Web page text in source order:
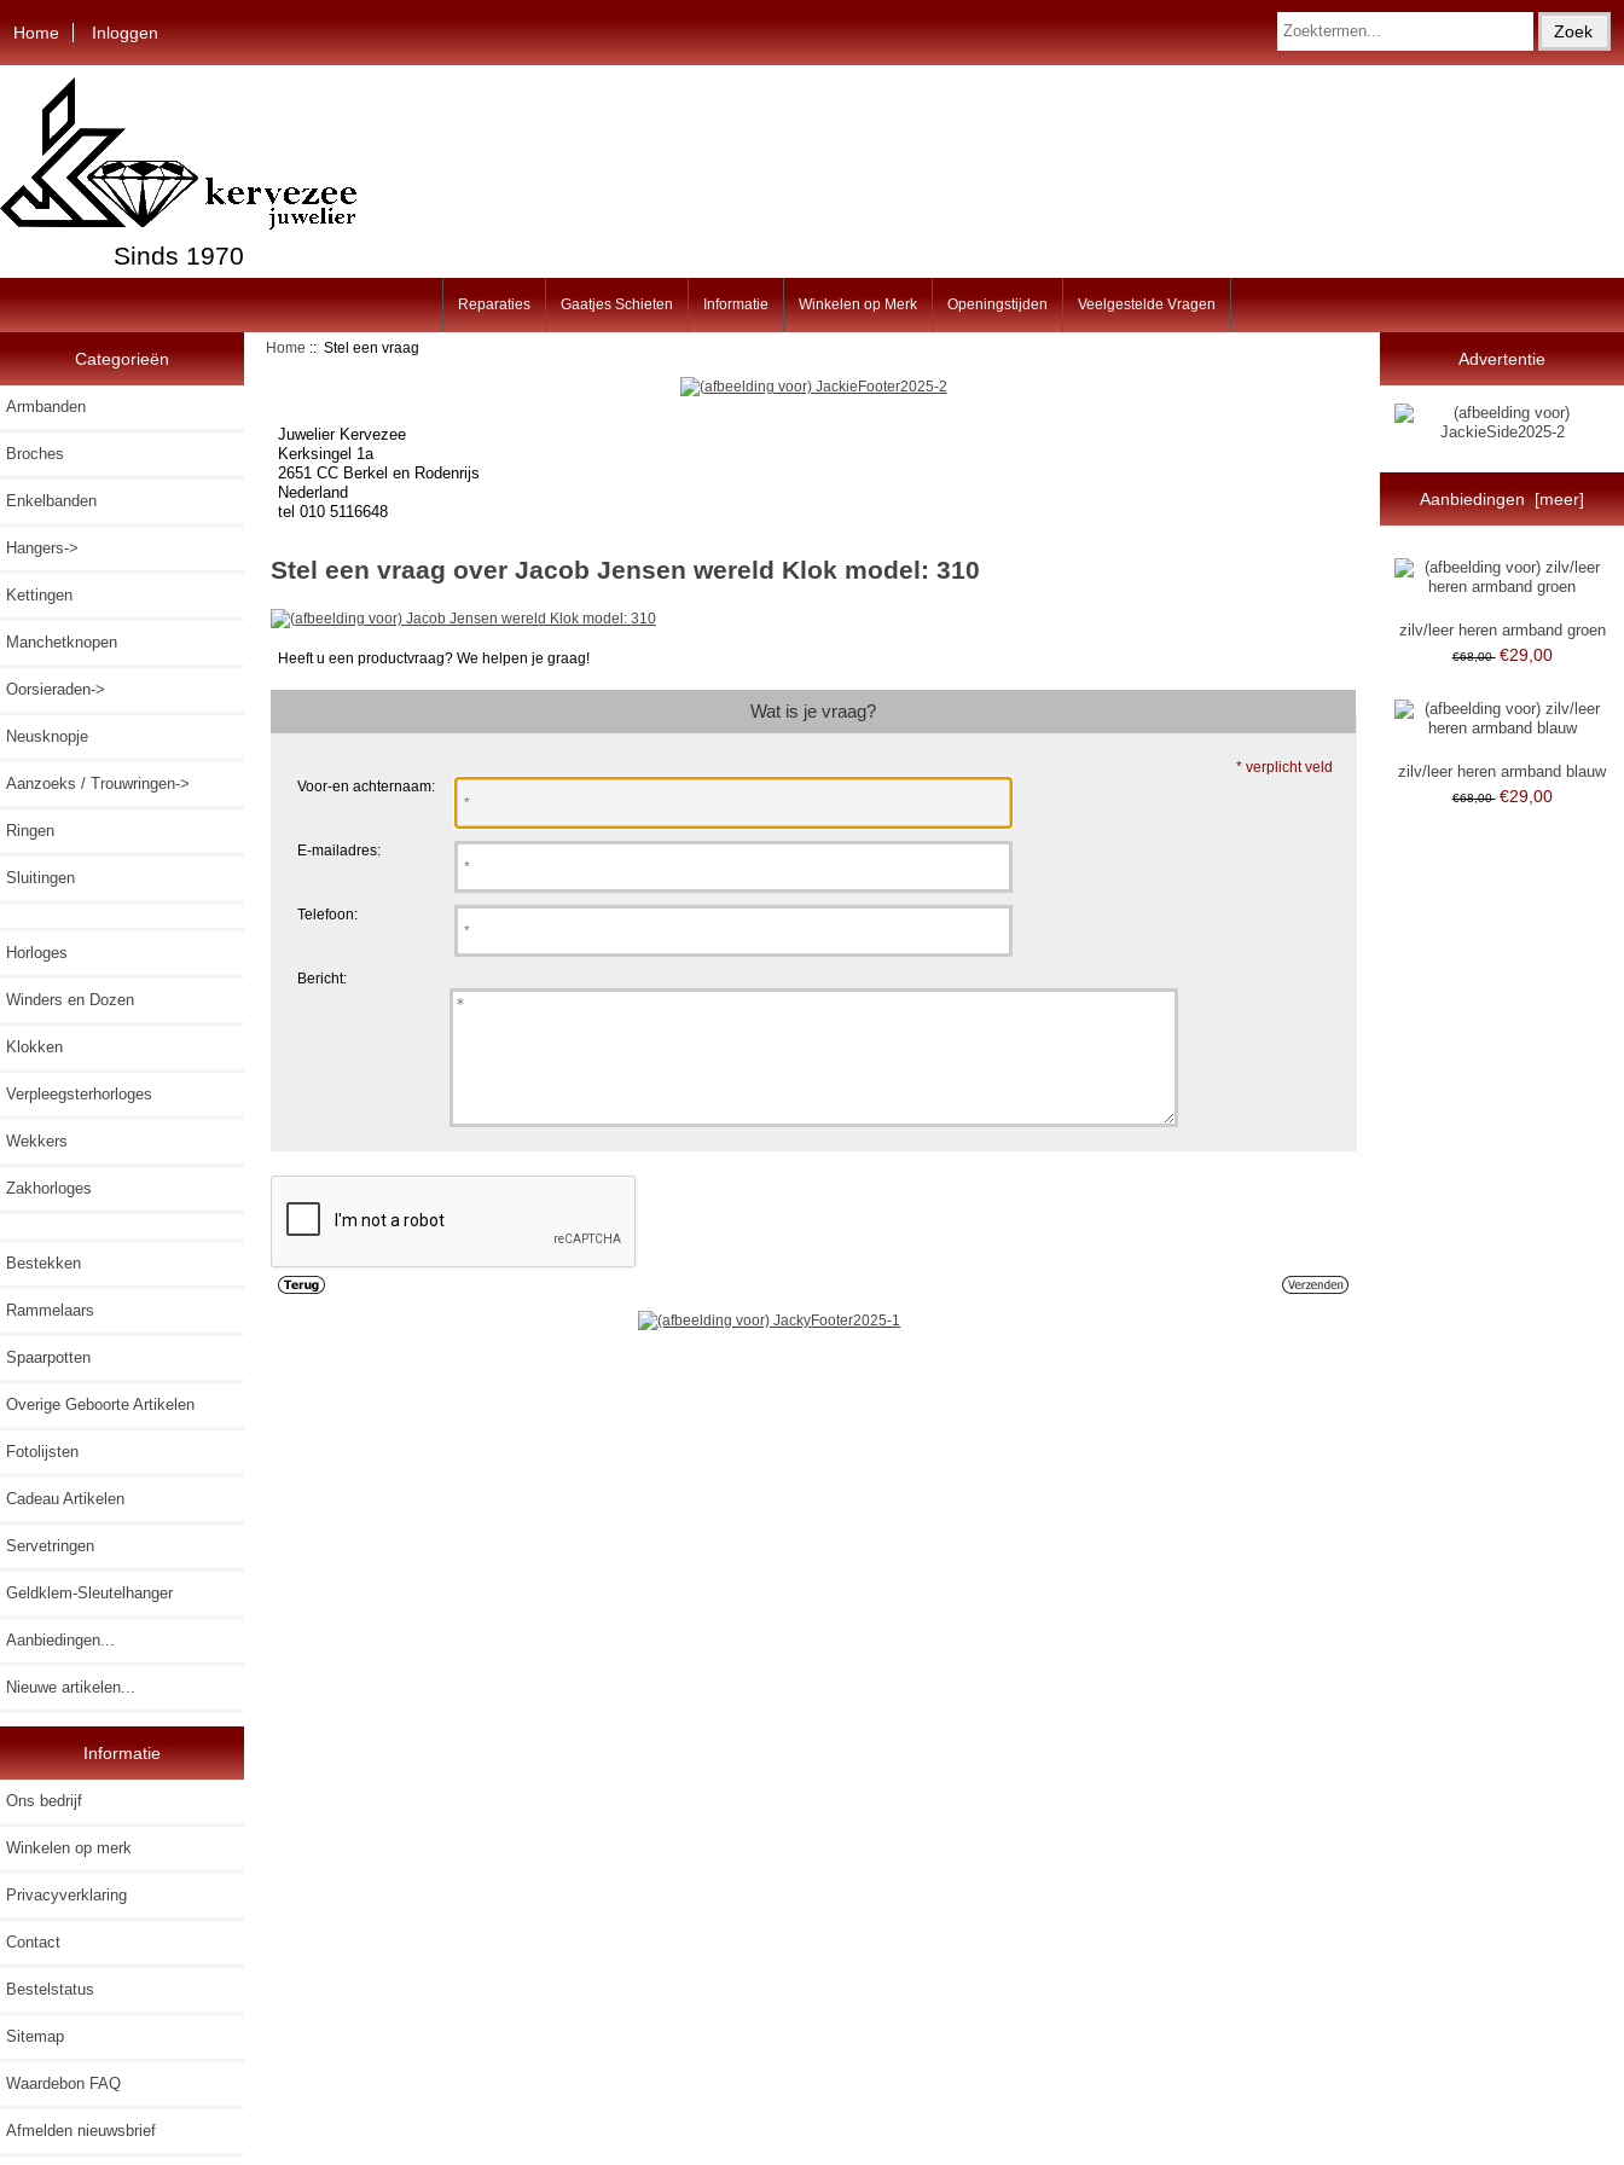
Home Inloggen
Sinds 1970
Reparaties Gaatjes Schieten Informatie Winkelen op Merk Openingstijden Veelgestelde Vragen
Categorieën
Armbanden
Broches
Enkelbanden
Hangers->
Kettingen
Manchetknopen
Oorsieraden->
Neusknopje
Aanzoeks / Trouwringen->
Ringen
Sluitingen
Horloges
Winders en Dozen
Klokken
Verpleegsterhorloges
Wekkers
Zakhorloges
Bestekken
Rammelaars
Spaarpotten
Overige Geboorte Artikelen
Fotolijsten
Cadeau Artikelen
Servetringen
Geldklem-Sleutelhanger
Aanbiedingen...
Nieuwe artikelen...
Informatie
Ons bedrijf
Winkelen op merk
Privacyverklaring
Contact
Bestelstatus
Sitemap
Waardebon FAQ
Afmelden nieuwsbrief
Home :: Stel een vraag
Juwelier Kervezee
Kerksingel 1a
2651 CC Berkel en Rodenrijs
Nederland
tel 010 5116648
Stel een vraag over Jacob Jensen wereld Klok model: 310
Heeft u een productvraag? We helpen je graag!
Wat is je vraag?
* verplicht veld
Voor-en achternaam:
E-mailadres:
Telefoon:
Bericht:
Advertentie
Aanbiedingen [meer]
zilv/leer heren armband groen
€68,00 €29,00
zilv/leer heren armband blauw
€68,00 €29,00